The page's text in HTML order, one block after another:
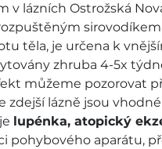
lázních Ostrožská
těla, je určena k
zhruba 4-5x
můžeme pozorovat
zdejší lázně jsou
lupénka, atopický
pohybového aparátu,